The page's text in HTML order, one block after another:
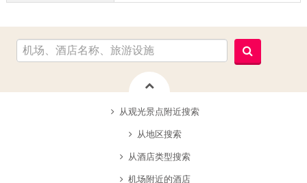
从观光景点附近搜索
从地区搜索
从酒店类型搜索
机场附近的酒店